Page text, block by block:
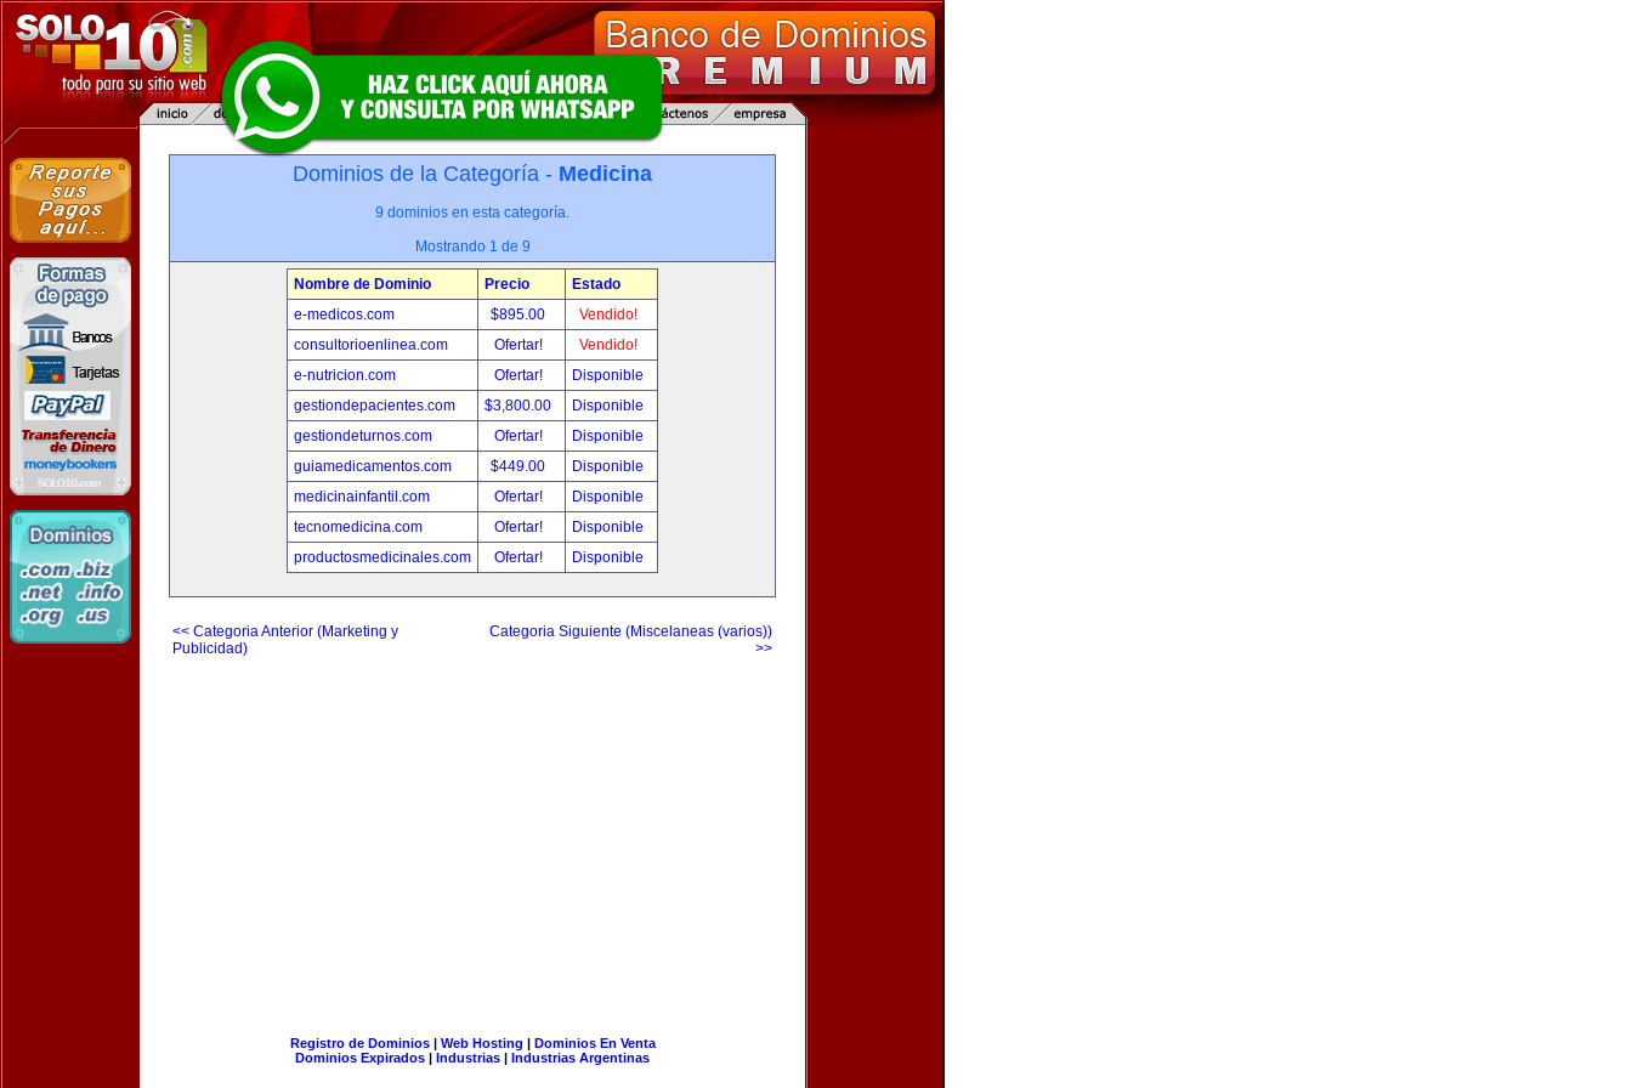
Dominios de la Categoría - Medicina
9 dominios en esta categoría.
Mostrando 1 de 9
Nombre de Dominio Precio
Estado
e-medicos.com
$895.00
Vendido!
consultorioenlinea.com
Ofertar!
Vendido!
e-nutricion.com
Ofertar!
Disponible
gestiondepacientes.com
$3,800.00
Disponible
gestiondeturnos.com
Ofertar!
Disponible
guiamedicamentos.com
$449.00
Disponible
medicinainfantil.com
Ofertar!
Disponible
tecnomedicina.com
Ofertar!
Disponible
productosmedicinales.com
Ofertar! Disponible
<< Categoria Anterior (Marketing y
Publicidad)
Categoria Siguiente (Miscelaneas (varios))
>>
Registro de Dominios| Web Hosting | Dominios En Venta
Dominios Expirados | Industrias | Industrias Argentinas